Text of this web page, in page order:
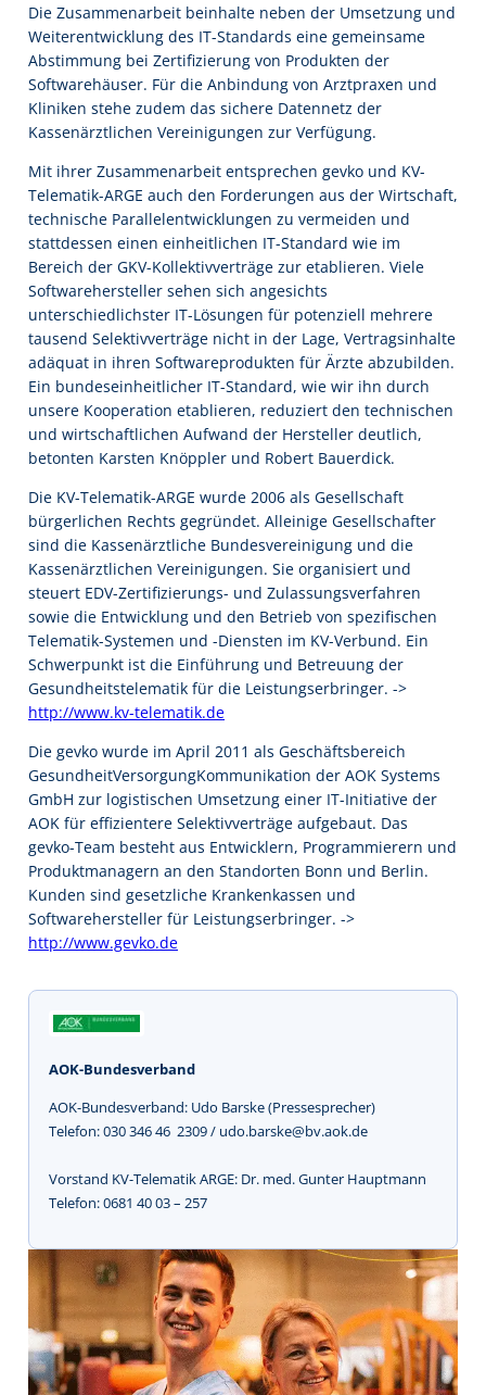
Die Zusammenarbeit beinhalte neben der Umsetzung und
Weiterentwicklung des IT-Standards eine gemeinsame
Abstimmung bei Zertifizierung von Produkten der
Softwarehäuser. Für die Anbindung von Arztpraxen und
Kliniken stehe zudem das sichere Datennetz der
Kassenärztlichen Vereinigungen zur Verfügung.
Mit ihrer Zusammenarbeit entsprechen gevko und KV-
Telematik-ARGE auch den Forderungen aus der Wirtschaft,
technische Parallelentwicklungen zu vermeiden und
stattdessen einen einheitlichen IT-Standard wie im
Bereich der GKV-Kollektivverträge zur etablieren. Viele
Softwarehersteller sehen sich angesichts
unterschiedlichster IT-Lösungen für potenziell mehrere
tausend Selektivverträge nicht in der Lage, Vertragsinhalte
adäquat in ihren Softwareprodukten für Ärzte abzubilden.
Ein bundeseinheitlicher IT-Standard, wie wir ihn durch
unsere Kooperation etablieren, reduziert den technischen
und wirtschaftlichen Aufwand der Hersteller deutlich,
betonten Karsten Knöppler und Robert Bauerdick.
Die KV-Telematik-ARGE wurde 2006 als Gesellschaft
bürgerlichen Rechts gegründet. Alleinige Gesellschafter
sind die Kassenärztliche Bundesvereinigung und die
Kassenärztlichen Vereinigungen. Sie organisiert und
steuert EDV-Zertifizierungs- und Zulassungsverfahren
sowie die Entwicklung und den Betrieb von spezifischen
Telematik-Systemen und -Diensten im KV-Verbund. Ein
Schwerpunkt ist die Einführung und Betreuung der
Gesundheitstelematik für die Leistungserbringer. ->
http://www.kv-telematik.de
Die gevko wurde im April 2011 als Geschäftsbereich
GesundheitVersorgungKommunikation der AOK Systems
GmbH zur logistischen Umsetzung einer IT-Initiative der
AOK für effizientere Selektivverträge aufgebaut. Das
gevko-Team besteht aus Entwicklern, Programmierern und
Produktmanagern an den Standorten Bonn und Berlin.
Kunden sind gesetzliche Krankenkassen und
Softwarehersteller für Leistungserbringer. ->
http://www.gevko.de
AOK-Bundesverband
AOK-Bundesverband: Udo Barske (Pressesprecher)
Telefon: 030 346 46  2309 / udo.barske@bv.aok.de
Vorstand KV-Telematik ARGE: Dr. med. Gunter Hauptmann
Telefon: 0681 40 03 – 257